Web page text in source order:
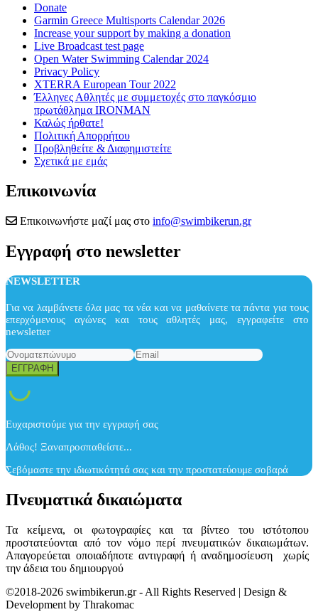
Donate
Garmin Greece Multisports Calendar 2026
Increase your support by making a donation
Live Broadcast test page
Open Water Swimming Calendar 2024
Privacy Policy
XTERRA European Tour 2022
Έλληνες Αθλητές με συμμετοχές στο παγκόσμιο
πρωτάθλημα IRONMAN
Καλώς ήρθατε!
Πολιτική Απορρήτου
Προβληθείτε & Διαφημιστείτε
Σχετικά με εμάς
Επικοινωνία
Επικοινωνήστε μαζί μας στο info@swimbikerun.gr
Εγγραφή στο newsletter
NEWSLETTER
Για να λαμβάνετε όλα μας τα νέα και να μαθαίνετε τα πάντα για τους
επερχόμενους αγώνες και τους αθλητές μας, εγγραφείτε στο
newsletter
Ευχαριστούμε για την εγγραφή σας
Λάθος! Ξαναπροσπαθείστε...
Σεβόμαστε την ιδιωτικότητά σας και την προστατεύουμε σοβαρά
Πνευματικά δικαιώματα
Τα κείμενα, οι φωτογραφίες και τα βίντεο του ιστότοπου
προστατεύονται από τον νόμο περί πνευματικών δικαιωμάτων.
Απαγορεύεται οποιαδήποτε αντιγραφή ή αναδημοσίευση χωρίς
την άδεια του δημιουργού
©2018-2026 swimbikerun.gr - All Rights Reserved | Design &
Development by Thrakomac